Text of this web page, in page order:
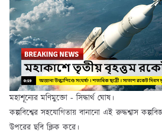
মহাশূন্যের মণিমুক্তো - সিদ্ধার্থ ঘোষ।
কল্পবিশ্বের সহযোগিতায় বানানো এই রুদ্ধশ্বাস
উপরের ছবি ক্লিক করে।